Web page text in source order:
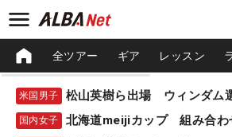
全ツアー ギア レッスン
米国男子 松山英樹ら出場 ウィンダム
国内女子 北海道meijiカップ 組み合わ